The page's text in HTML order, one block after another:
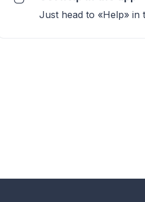
Just head to «Help» in